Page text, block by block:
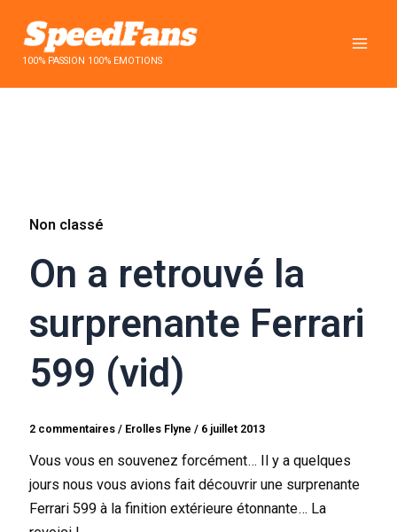
contenu100% PASSION 100% EMOTIONS
Non classé
On a retrouvé la
surprenante Ferrari
599 (vid)
2 commentaires / Erolles Flyne/ 6 juillet 2013
Vous vous en souvenez forcément… Il y a quelques
jours nous vous avions fait découvrir une surprenante
Ferrari 599 à la finition extérieure étonnante… La